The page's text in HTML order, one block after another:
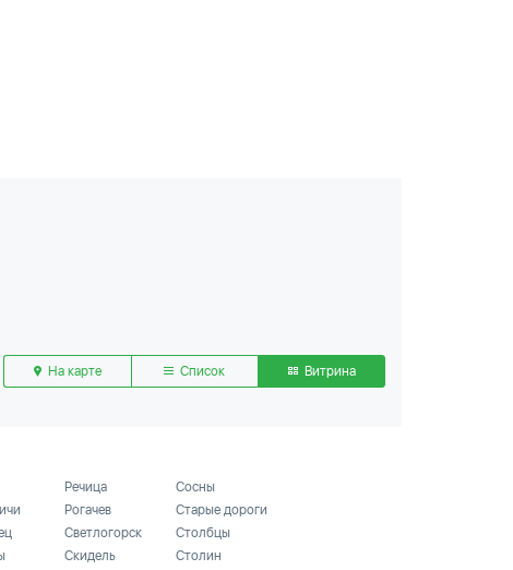
На карте Список Витрина
Речица
Рогачев
Светлогорск
Скидель
Сосны
Старые дороги
Столбцы
Столин